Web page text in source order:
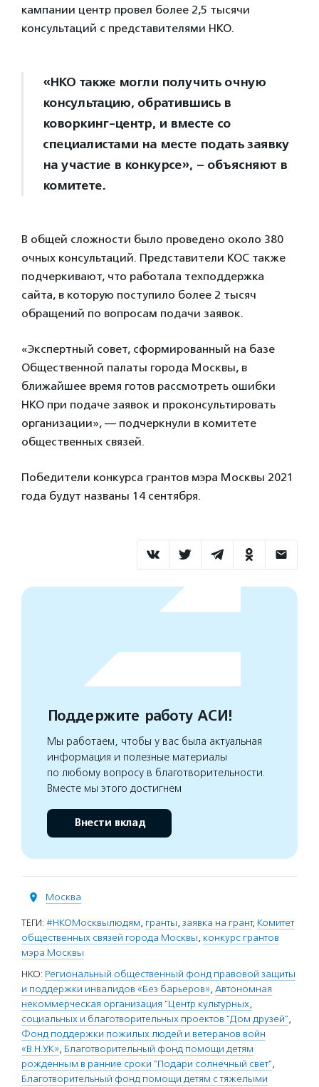
кампании центр провел более 2,5 тысячи
консультаций с представителями НКО.
«НКО также могли получить очную
консультацию, обратившись в
коворкинг-центр, и вместе со
специалистами на месте подать заявку
на участие в конкурсе», – объясняют в
комитете.
В общей сложности было проведено около 380
очных консультаций. Представители КОС также
подчеркивают, что работала техподдержка
сайта, в которую поступило более 2 тысяч
обращений по вопросам подачи заявок.
«Экспертный совет, сформированный на базе
Общественной палаты города Москвы, в
ближайшее время готов рассмотреть ошибки
НКО при подаче заявок и проконсультировать
организации», — подчеркнули в комитете
общественных связей.
Победители конкурса грантов мэра Москвы 2021
года будут названы 14 сентября.
Поддержите работу АСИ!
Мы работаем, чтобы у вас была актуальная
информация и полезные материалы
по любому вопросу в благотворительности.
Вместе мы этого достигнем
Внести вклад
Москва
ТЕГИ: #НКОМосквылюдям, гранты, заявка на грант, Комитет
общественных связей города Москвы, конкурс грантов
мэра Москвы
НКО: Региональный общественный фонд правовой защиты
и поддержки инвалидов «Без барьеров», Автономная
некоммерческая организация "Центр культурных,
социальных и благотворительных проектов "Дом друзей",
Фонд поддержки пожилых людей и ветеранов войн
«В.Н.У.К», Благотворительный фонд помощи детям
рожденным в ранние сроки "Подари солнечный свет",
Благотворительный фонд помощи детям с тяжелыми